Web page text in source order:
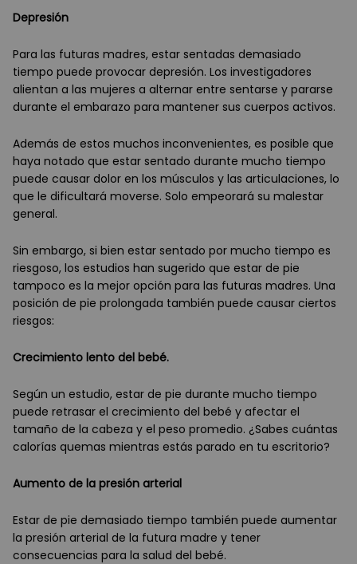
Depresión
Para las futuras madres, estar sentadas demasiado
tiempo puede provocar depresión. Los investigadores
alientan a las mujeres a alternar entre sentarse y pararse
durante el embarazo para mantener sus cuerpos activos.
Además de estos muchos inconvenientes, es posible que
haya notado que estar sentado durante mucho tiempo
puede causar dolor en los músculos y las articulaciones, lo
que le dificultará moverse. Solo empeorará su malestar
general.
Sin embargo, si bien estar sentado por mucho tiempo es
riesgoso, los estudios han sugerido que estar de pie
tampoco es la mejor opción para las futuras madres. Una
posición de pie prolongada también puede causar ciertos
riesgos:
Crecimiento lento del bebé.
Según un estudio, estar de pie durante mucho tiempo
puede retrasar el crecimiento del bebé y afectar el
tamaño de la cabeza y el peso promedio. ¿Sabes cuántas
calorías quemas mientras estás parado en tu escritorio?
Aumento de la presión arterial
Estar de pie demasiado tiempo también puede aumentar
la presión arterial de la futura madre y tener
consecuencias para la salud del bebé.